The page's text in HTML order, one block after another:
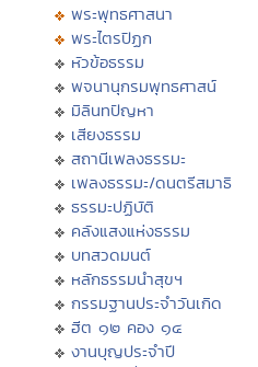
พระพุทธศาสนา
พระไตรปิฏก
หัวข้อธรรม
พจนานุกรมพุทธศาสน์
มิลินทปัญหา
เสียงธรรม
สถานีเพลงธรรมะ
เพลงธรรมะ/ดนตรีสมาธิ
ธรรมะปฏิบัติ
คลังแสงแห่งธรรม
บทสวดมนต์
หลักธรรมนำสุขฯ
กรรมฐานประจำวันเกิด
ฮีต ๑๒ คอง ๑๔
งานบุญประจำปี